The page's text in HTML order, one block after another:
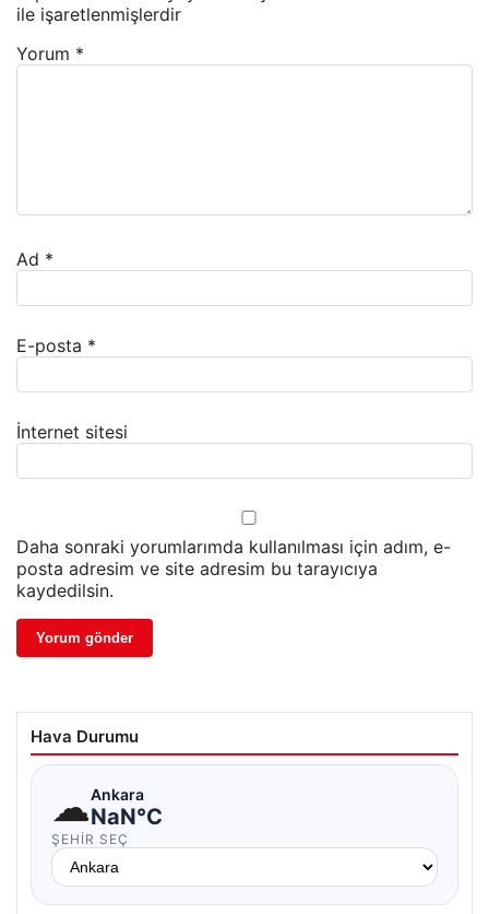
ile işaretlenmişlerdir
Yorum *
Ad *
E-posta *
İnternet sitesi
Daha sonraki yorumlarımda kullanılması için adım, e-
posta adresim ve site adresim bu tarayıcıya
kaydedilsin.
Hava Durumu
☁Ankara
NaN°C
ŞEHIR SEÇ